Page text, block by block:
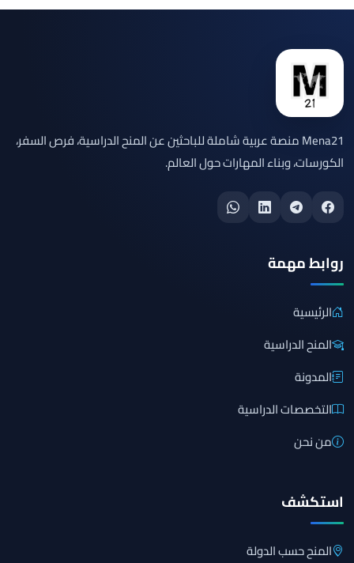
Mena21 منصة عربية شاملة للباحثين عن المنح الدراسية، فرص السفر،
الكورسات، وبناء المهارات حول العالم.
روابط مهمة
الرئيسية
المنح الدراسية
المدونة
التخصصات الدراسية
من نحن
استكشف
المنح حسب الدولة